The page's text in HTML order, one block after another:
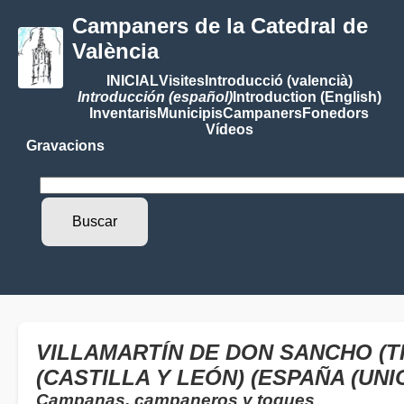
Campaners de la Catedral de
València
INICIALVisitesIntroducció (valencià)
Introducción (español)Introduction (English)
InventarisMunicipisCampanersFonedors
Vídeos
Gravacions
VILLAMARTÍN DE DON SANCHO
(CASTILLA Y LEÓN) (ESPAÑA
Campanas, campaneros y toques